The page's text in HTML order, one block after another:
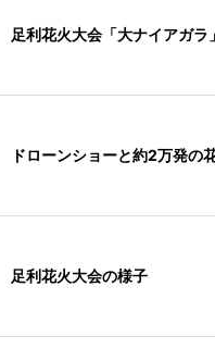
足利花火大会「大ナイアガラ」
ドローンショーと約2万発の
足利花火大会の様子